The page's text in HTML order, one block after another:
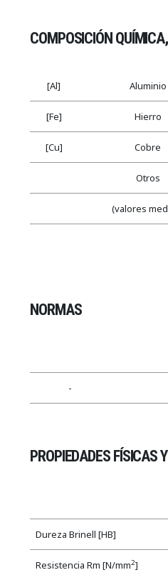
COMPOSICIÓN
[Al] Aluminio
[Fe] Hierro
[Cu] Cobre
Otros
(valores
NORMAS
-
PROPIEDADES FÍSICAS
Dureza Brinell [HB]
Resistencia Rm [N/mm2]